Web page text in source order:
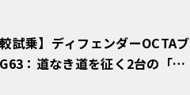
試乗】ディフェンダーOCTAブ
：道なき道を征く2台の「対